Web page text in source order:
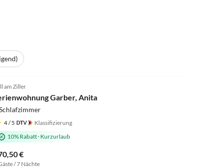
am Ziller
Garber, Anita
4/ 5
Klassifizierung
10% Rabatt· Kurzurlaub
€
/ 7 Nächte